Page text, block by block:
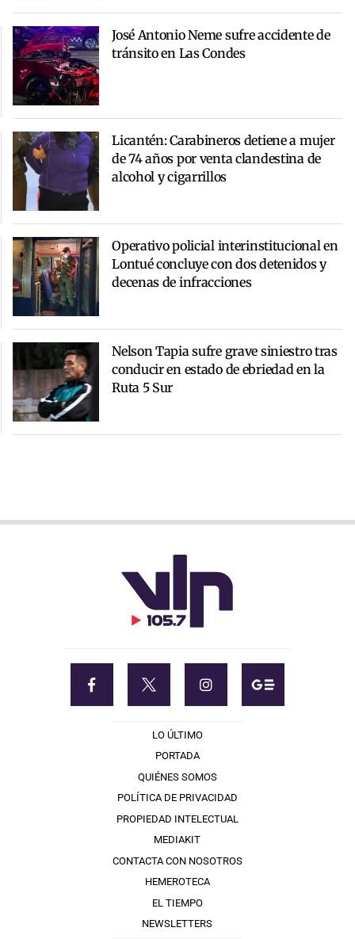
José Antonio Neme sufre accidente de
tránsito en Las Condes
Licantén: Carabineros detiene a mujer
de 74 años por venta clandestina de
alcohol y cigarrillos
Operativo policial interinstitucional en
Lontué concluye con dos detenidos y
decenas de infracciones
Nelson Tapia sufre grave siniestro tras
conducir en estado de ebriedad en la
Ruta 5 Sur
LO ÚLTIMO
PORTADA
QUIÉNES SOMOS
POLÍTICA DE PRIVACIDAD
PROPIEDAD INTELECTUAL
MEDIAKIT
CONTACTA CON NOSOTROS
HEMEROTECA
EL TIEMPO
NEWSLETTERS